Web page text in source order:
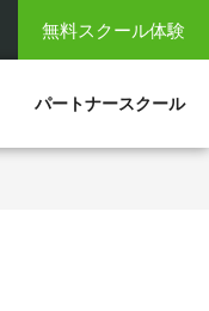
無料スクール体験
パートナースクール